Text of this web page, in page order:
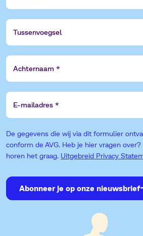
Tussenvoegsel
Achternaam
E-
mailadres
De gegevens die wij via dit formulier
conform de AVG. Heb je hier vragen
horen het graag. Uitgebreid Privacy
Abonneer je op onze nieuwsbrief